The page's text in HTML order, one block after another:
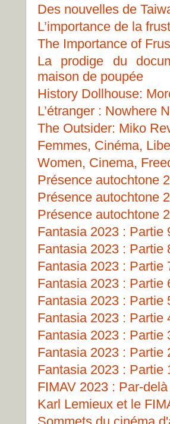
Des nouvelles de
L’importance de la
The Importance of
La prodige du
maison de poupée
History Dollhouse:
L’étranger : Nowhere
The Outsider: Miko
Femmes, Cinéma,
Women, Cinema,
Présence autochtone
Présence autochtone
Présence autochtone
Fantasia 2023 : Partie
Fantasia 2023 : Partie
Fantasia 2023 : Partie
Fantasia 2023 : Partie
Fantasia 2023 : Partie
Fantasia 2023 : Partie
Fantasia 2023 : Partie
Fantasia 2023 : Partie
Fantasia 2023 : Partie
FIMAV 2023 : Par-
Karl Lemieux et le